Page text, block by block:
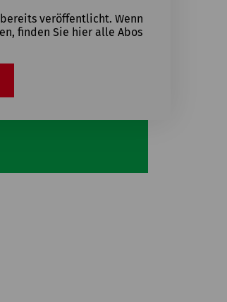
veröffentlicht. Wenn
finden Sie hier alle Abos